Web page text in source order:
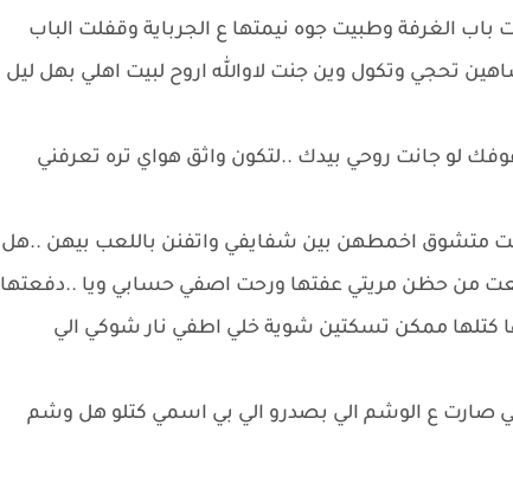
الغرفة وطبيت جوه نيمتها ع الجرباية وقفلت الباب
تحجي وتكول وين جنت لاوالله اروح لبيت اهلي بهل ليل
لو جانت روحي بيدك ..لتكون واثق هواي تره تعرفني
متشوق اخمطهن بين شفايفي واتفنن باللعب بيهن ..هل
من حظن مريتي عفتها ورحت اصفي حسابي ويا ..دفعتها
كتلها ممكن تسكتين شوية خلي اطفي نار شوكي الي
صارت ع الوشم الي بصدرو الي بي اسمي كتلو هل وشم